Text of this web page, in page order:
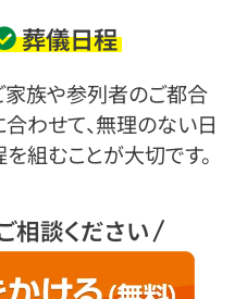
葬儀日程
家族や参列者のご都合
合わせて、無理のない日
を組むことが大切です。
相談ください